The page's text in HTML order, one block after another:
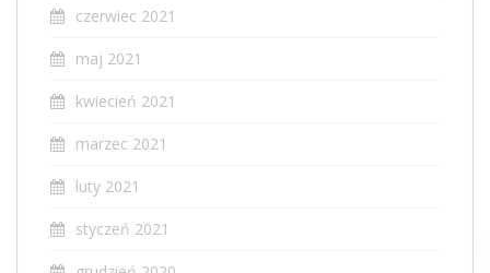
czerwiec 2021
maj 2021
kwiecień 2021
marzec 2021
luty 2021
styczeń 2021